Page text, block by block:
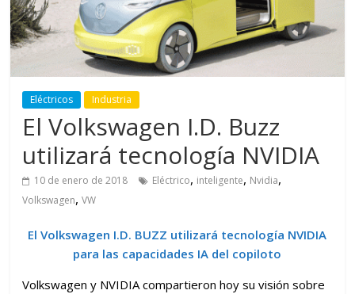
Eléctricos Industria
El Volkswagen I.D. Buzz
utilizará tecnología NVIDIA
10 de enero de 2018 Eléctrico, inteligente, Nvidia,
Volkswagen,VW
El Volkswagen I.D. BUZZ utilizará tecnología NVIDIA
para las capacidades IA del copiloto
Volkswagen y NVIDIA compartieron hoy su visión sobre